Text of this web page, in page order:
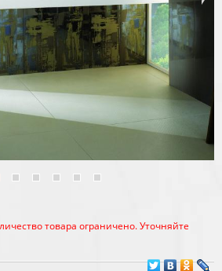
товара ограничено. Уточняйте